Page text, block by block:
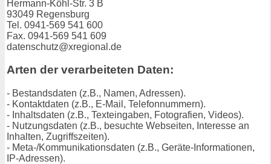
Hermann-Köhl-Str. 3 B
93049 Regensburg
Tel. 0941-569 541 600
Fax. 0941-569 541 609
datenschutz@xregional.de
Arten der verarbeiteten Daten:
- Bestandsdaten (z.B., Namen, Adressen).
- Kontaktdaten (z.B., E-Mail, Telefonnummern).
- Inhaltsdaten (z.B., Texteingaben, Fotografien, Videos).
- Nutzungsdaten (z.B., besuchte Webseiten, Interesse an
Inhalten, Zugriffszeiten).
- Meta-/Kommunikationsdaten (z.B., Geräte-Informationen,
IP-Adressen).